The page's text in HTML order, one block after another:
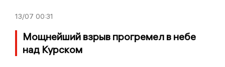
13/07 00:31
Мощнейший взрыв прогремел в небе
над Курском